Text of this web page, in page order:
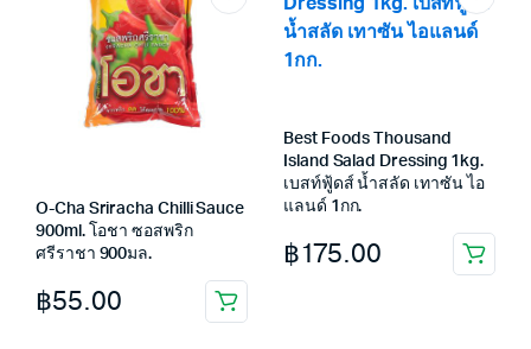
O-Cha Sriracha Chilli Sauce
900ml. โอชา ซอสพริก
ศรีราชา 900มล.
฿55.00
Best Foods Thousand
Island Salad Dressing 1kg.
เบสท์ฟู้ดส์ น้ำสลัด เทาซัน ไอ
แลนด์ 1กก.
฿175.00